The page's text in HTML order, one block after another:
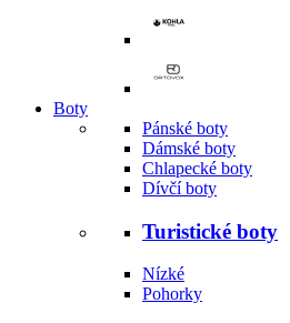
Boty
Pánské boty
Dámské boty
Chlapecké boty
Dívčí boty
Turistické boty
Nízké
Pohorky